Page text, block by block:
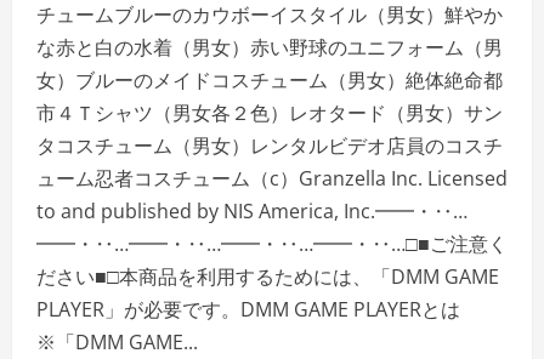
チュームブルーのカウボーイスタイル（男女）鮮やか
な赤と白の水着（男女）赤い野球のユニフォーム（男
女）ブルーのメイドコスチューム（男女）絶体絶命都
市４Ｔシャツ（男女各２色）レオタード（男女）サン
タコスチューム（男女）レンタルビデオ店員のコスチ
ューム忍者コスチューム（c）Granzella Inc. Licensed
to and published by NIS America, Inc.━━・‥…
━━・‥…━━・‥…━━・‥…━━・‥…□■ご注意く
ださい■□本商品を利用するためには、「DMM GAME
PLAYER」が必要です。DMM GAME PLAYERとは
※「DMM GAME...